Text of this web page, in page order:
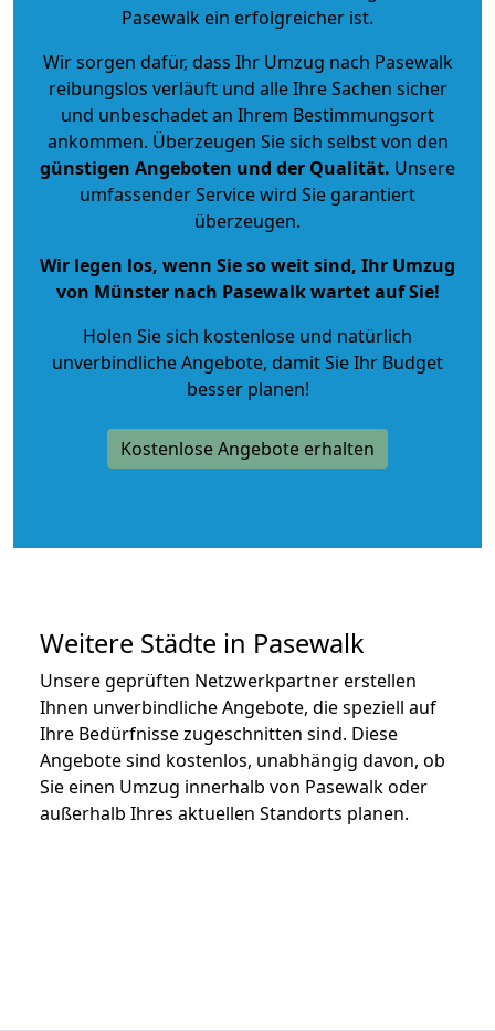
Pasewalk ein erfolgreicher ist.
Wir sorgen dafür, dass Ihr Umzug nach Pasewalk
reibungslos verläuft und alle Ihre Sachen sicher
und unbeschadet an Ihrem Bestimmungsort
ankommen. Überzeugen Sie sich selbst von den
günstigen Angeboten und der Qualität. Unsere
umfassender Service wird Sie garantiert
überzeugen.
Wir legen los, wenn Sie so weit sind, Ihr Umzug
von Münster nach Pasewalk wartet auf Sie!
Holen Sie sich kostenlose und natürlich
unverbindliche Angebote, damit Sie Ihr Budget
besser planen!
Kostenlose Angebote erhalten
Weitere Städte in Pasewalk
Unsere geprüften Netzwerkpartner erstellen
Ihnen unverbindliche Angebote, die speziell auf
Ihre Bedürfnisse zugeschnitten sind. Diese
Angebote sind kostenlos, unabhängig davon, ob
Sie einen Umzug innerhalb von Pasewalk oder
außerhalb Ihres aktuellen Standorts planen.